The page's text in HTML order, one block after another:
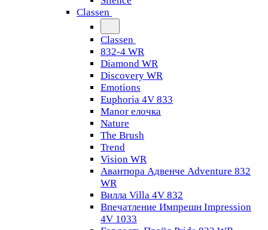
Classen
Classen
832-4 WR
Diamond WR
Discovery WR
Emotions
Euphoria 4V 833
Manor елочка
Nature
The Brush
Trend
Vision WR
Авантюра Адвенче Adventure 832
WR
Вилла Villa 4V 832
Впечатление Импрешн Impression
4V 1033